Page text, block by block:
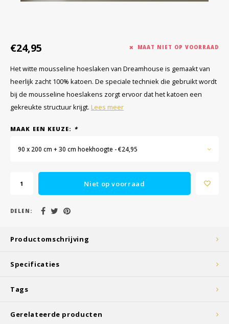
€24,95 MAAT NIET OP VOORRAAD
Het witte mousseline hoeslaken van Dreamhouse is gemaakt van
heerlijk zacht 100% katoen. De speciale techniek die gebruikt wordt
bij de mousseline hoeslakens zorgt ervoor dat het katoen een
gekreukte structuur krijgt. Lees meer
MAAK EEN KEUZE: *
90 x 200 cm + 30 cm hoekhoogte - €24,95
Niet op voorraad
DELEN:
Productomschrijving
Specificaties
Tags
Gerelateerde producten